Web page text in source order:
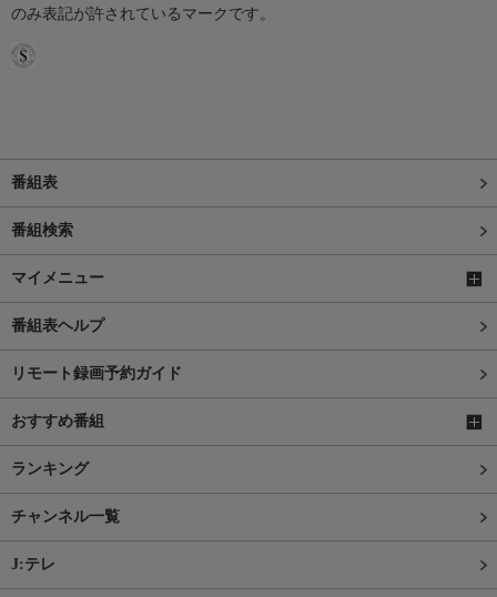
のみ表記が許されているマークです。
番組表
番組検索
マイメニュー
番組表ヘルプ
リモート録画予約ガイド
おすすめ番組
ランキング
チャンネル一覧
J:テレ